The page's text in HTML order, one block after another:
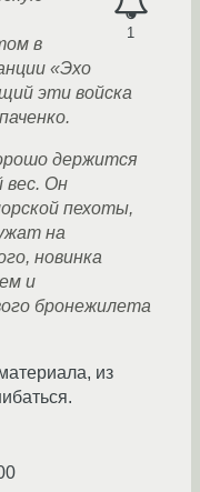
1
в
«Эхо
эти войска
держится
вес. Он
пехоты,
на
новинка
и
бронежилета
из